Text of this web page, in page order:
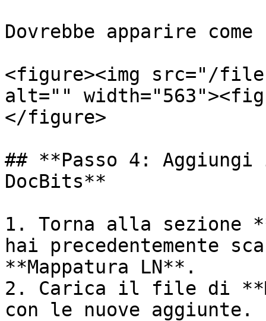
Dovrebbe apparire come
<figure><img src="/files/
alt=""
</figure>
## **Passo 4:
DocBits**
1. Torna alla sezione
hai precedentemente
**Mappatura LN**.
2. Carica il file di
con le nuove aggiunte.